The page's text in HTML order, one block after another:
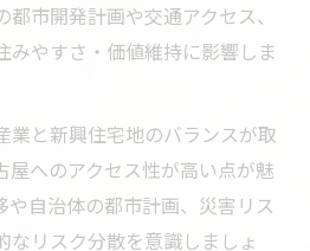
市開発計画や交通アクセス、
みやすさ・価値維持に影響しま
業と新興住宅地のバランスが取
屋へのアクセス性が高い点が魅
や自治体の都市計画、災害リス
なリスク分散を意識しましょ